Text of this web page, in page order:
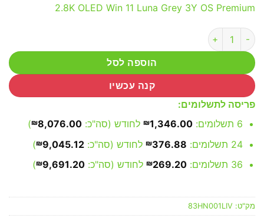
2.8K OLED Win 11 Luna Grey 3Y OS Premium
כמות של Lenovo IP Yoga Pro 7 14ASP9 - 83HN001LIV
הוספה לסל
קנה עכשיו
פריסה לתשלומים:
6 תשלומים:
₪1,346.00 לחודש (סה"כ: ₪8,076.00
)
24 תשלומים:
₪376.88 לחודש (סה"כ: ₪9,045.12
)
36 תשלומים:
₪269.20 לחודש (סה"כ: ₪9,691.20
)
מק"ט: 83HN001LIV